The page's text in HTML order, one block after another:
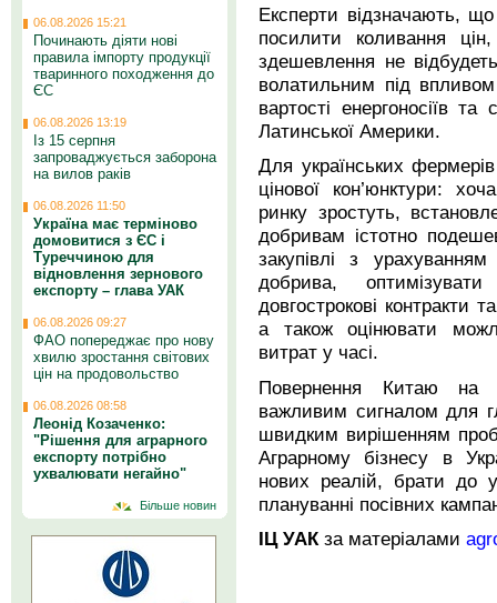
Експерти відзначають,
посилити коливання
здешевлення не
волатильним під
вартості енергоносіїв та
Латинської Америки.
Для українських
цінової кон’юнктури:
ринку зростуть,
добривам істотно
закупівлі з
добрива,
довгострокові контракти
а також оцінювати
витрат у часі.
Повернення Китаю на
важливим сигналом для
швидким вирішенням
Аграрному бізнесу в
нових реалій, брати до
плануванні посівних
ІЦ УАКза матеріалами
06.08.2026 15:21
Починають діяти нові
правила імпорту продукції
тваринного походження до
ЄС
06.08.2026 13:19
Із 15 серпня
запроваджується заборона
на вилов раків
06.08.2026 11:50
Україна має терміново
домовитися з ЄС і
Туреччиною для
відновлення зернового
експорту – глава УАК
06.08.2026 09:27
ФАО попереджає про нову
хвилю зростання світових
цін на продовольство
06.08.2026 08:58
Леонід Козаченко:
"Рішення для аграрного
експорту потрібно
ухвалювати негайно"
Більше новин